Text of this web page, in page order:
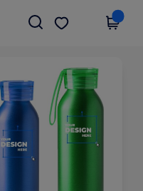
Pobierz app